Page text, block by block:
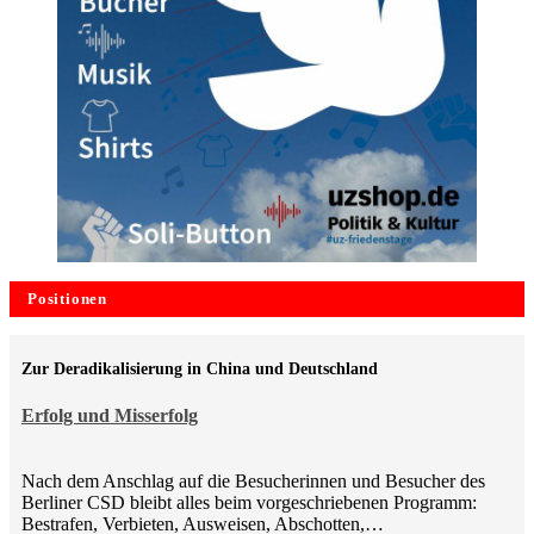
Positionen
Erfolg und Misserfolg
Zur Deradikalisierung in China und Deutschland
Nach dem Anschlag auf die Besucherinnen und Besucher des
Berliner CSD bleibt alles beim vorgeschriebenen Programm:
Bestrafen, Verbieten, Ausweisen, Abschotten,…